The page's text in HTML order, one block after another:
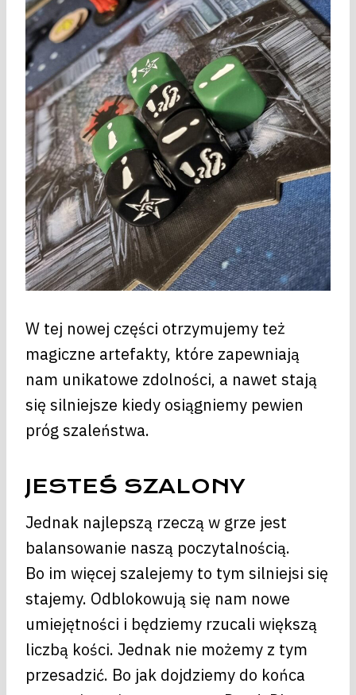
W tej nowej części otrzymujemy też
magiczne artefakty, które zapewniają
nam unikatowe zdolności, a nawet stają
się silniejsze kiedy osiągniemy pewien
próg szaleństwa.
JESTEŚ SZALONY
Jednak najlepszą rzeczą w grze jest
balansowanie naszą poczytalnością.
Bo im więcej szalejemy to tym silniejsi się
stajemy. Odblokowują się nam nowe
umiejętności i będziemy rzucali większą
liczbą kości. Jednak nie możemy z tym
przesadzić. Bo jak dojdziemy do końca